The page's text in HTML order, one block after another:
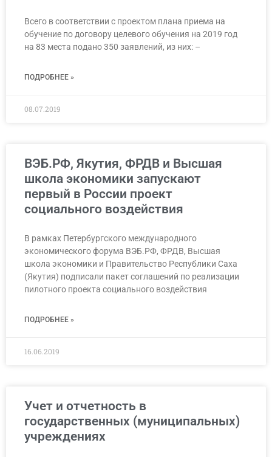
Всего в соответствии с проектом плана приема на
обучение по договору целевого обучения на 2019 год
на 83 места подано 350 заявлений, из них: –
ПОДРОБНЕЕ »
08.07.2019
ВЭБ.РФ, Якутия, ФРДВ и Высшая
школа экономики запускают
первый в России проект
социального воздействия
В рамках Петербургского международного
экономического форума ВЭБ.РФ, ФРДВ, Высшая
школа экономики и Правительство Республики Саха
(Якутия) подписали пакет соглашений по реализации
пилотного проекта социального воздействия
ПОДРОБНЕЕ »
16.06.2019
Учет и отчетность в
государственных (муниципальных)
учреждениях